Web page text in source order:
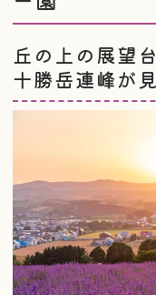
丘の上の展望
十勝岳連峰が